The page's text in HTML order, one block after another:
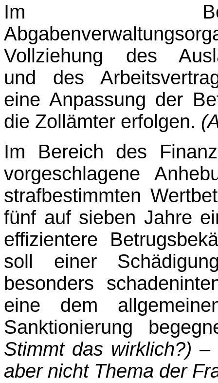
Im
Vollziehung des
und des
eine Anpassung der
die Zollämter erfolgen.
Im Bereich des
vorgeschlagene
strafbestimmten
fünf auf sieben Jahre
effizientere
soll einer
besonders
eine dem
Sanktionie­rung
Stimmt das wirklich?) –
aber nicht Thema der